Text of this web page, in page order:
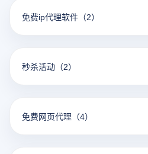
免费ip代理软件 （2）
秒杀活动 （2）
免费网页代理 （4）